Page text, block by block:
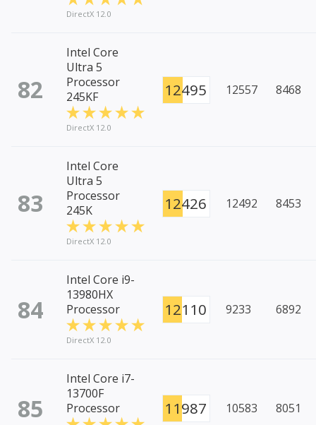
DirectX 12.0
82
Intel Core
Ultra 5
Processor
245KF
DirectX 12.0
12495 12557 8468
83
Intel Core
Ultra 5
Processor
245K
DirectX 12.0
12426 12492 8453
84
Intel Core i9-
13980HX
Processor
DirectX 12.0
12110 9233 6892
85
Intel Core i7-
13700F
Processor
11987 10583 8051